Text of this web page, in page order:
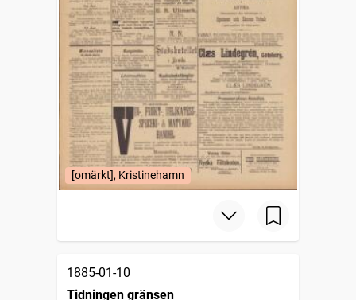
[omärkt], Kristinehamn
1885-01-10
Tidningen gränsen